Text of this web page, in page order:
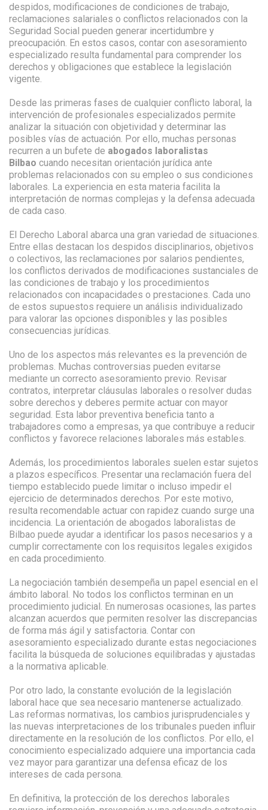
despidos, modificaciones de condiciones de trabajo,
reclamaciones salariales o conflictos relacionados con la
Seguridad Social pueden generar incertidumbre y
preocupación. En estos casos, contar con asesoramiento
especializado resulta fundamental para comprender los
derechos y obligaciones que establece la legislación
vigente.
Desde las primeras fases de cualquier conflicto laboral, la
intervención de profesionales especializados permite
analizar la situación con objetividad y determinar las
posibles vías de actuación. Por ello, muchas personas
recurren a un bufete de abogados laboralistas
Bilbao cuando necesitan orientación jurídica ante
problemas relacionados con su empleo o sus condiciones
laborales. La experiencia en esta materia facilita la
interpretación de normas complejas y la defensa adecuada
de cada caso.
El Derecho Laboral abarca una gran variedad de situaciones.
Entre ellas destacan los despidos disciplinarios, objetivos
o colectivos, las reclamaciones por salarios pendientes,
los conflictos derivados de modificaciones sustanciales de
las condiciones de trabajo y los procedimientos
relacionados con incapacidades o prestaciones. Cada uno
de estos supuestos requiere un análisis individualizado
para valorar las opciones disponibles y las posibles
consecuencias jurídicas.
Uno de los aspectos más relevantes es la prevención de
problemas. Muchas controversias pueden evitarse
mediante un correcto asesoramiento previo. Revisar
contratos, interpretar cláusulas laborales o resolver dudas
sobre derechos y deberes permite actuar con mayor
seguridad. Esta labor preventiva beneficia tanto a
trabajadores como a empresas, ya que contribuye a reducir
conflictos y favorece relaciones laborales más estables.
Además, los procedimientos laborales suelen estar sujetos
a plazos específicos. Presentar una reclamación fuera del
tiempo establecido puede limitar o incluso impedir el
ejercicio de determinados derechos. Por este motivo,
resulta recomendable actuar con rapidez cuando surge una
incidencia. La orientación de abogados laboralistas de
Bilbao puede ayudar a identificar los pasos necesarios y a
cumplir correctamente con los requisitos legales exigidos
en cada procedimiento.
La negociación también desempeña un papel esencial en el
ámbito laboral. No todos los conflictos terminan en un
procedimiento judicial. En numerosas ocasiones, las partes
alcanzan acuerdos que permiten resolver las discrepancias
de forma más ágil y satisfactoria. Contar con
asesoramiento especializado durante estas negociaciones
facilita la búsqueda de soluciones equilibradas y ajustadas
a la normativa aplicable.
Por otro lado, la constante evolución de la legislación
laboral hace que sea necesario mantenerse actualizado.
Las reformas normativas, los cambios jurisprudenciales y
las nuevas interpretaciones de los tribunales pueden influir
directamente en la resolución de los conflictos. Por ello, el
conocimiento especializado adquiere una importancia cada
vez mayor para garantizar una defensa eficaz de los
intereses de cada persona.
En definitiva, la protección de los derechos laborales